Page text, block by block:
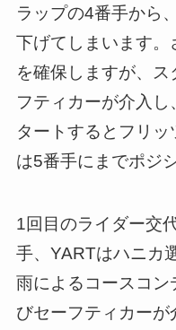
ラップの4番手から
下げてしまいます
を確保しますが、
フティカーが介入
タートするとフリ
は5番手にまでポジ
1回目のライダー交
手、YARTはハニカ
雨によるコースコ
びセーフティカー